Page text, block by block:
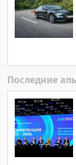
Последние